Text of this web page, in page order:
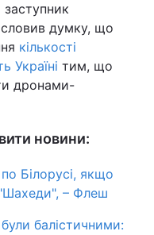
заступник
думку, що
кількості
Україні тим, що
дронами-
новини:
Білорусі, якщо
"Шахеди", – Флеш
балістичними: